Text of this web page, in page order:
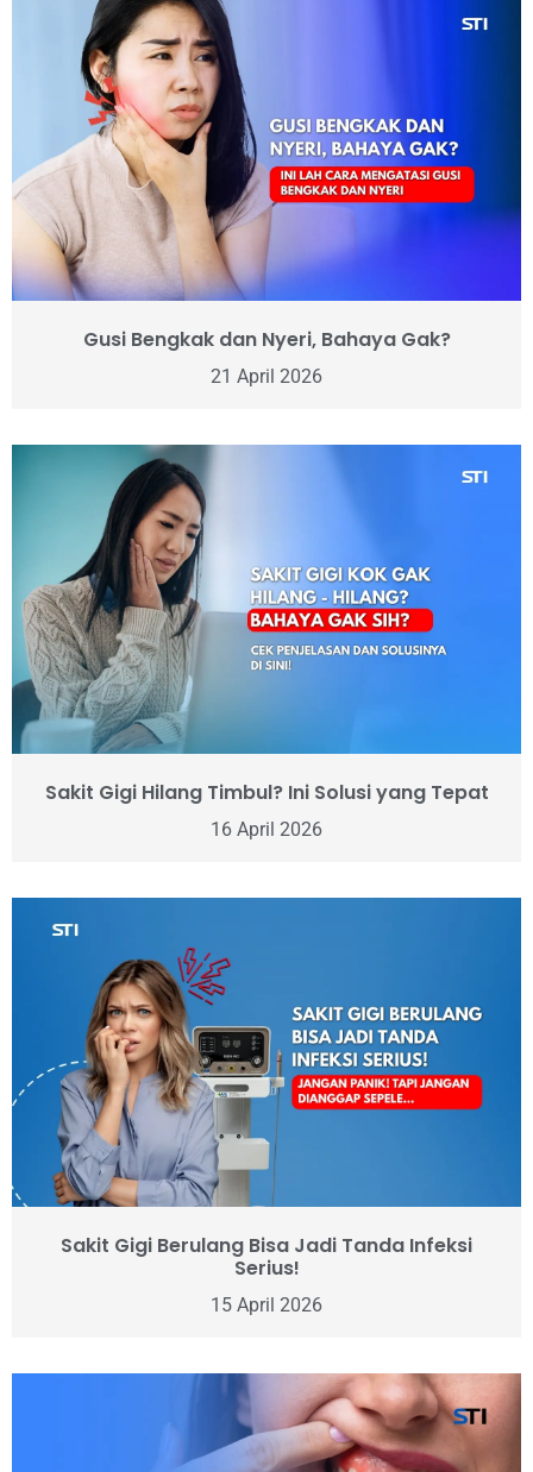
Gusi Bengkak dan Nyeri, Bahaya Gak?
21 April 2026
Sakit Gigi Hilang Timbul? Ini Solusi yang Tepat
16 April 2026
Sakit Gigi Berulang Bisa Jadi Tanda Infeksi
Serius!
15 April 2026